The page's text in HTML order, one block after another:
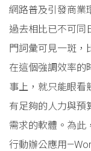
網路普及引發商業
過去相比已不可同
門詞彙可見一斑，
在這個強調效率的
事上，就只能眼看
有足夠的人力與預
需求的軟體。為此
行動辦公應用